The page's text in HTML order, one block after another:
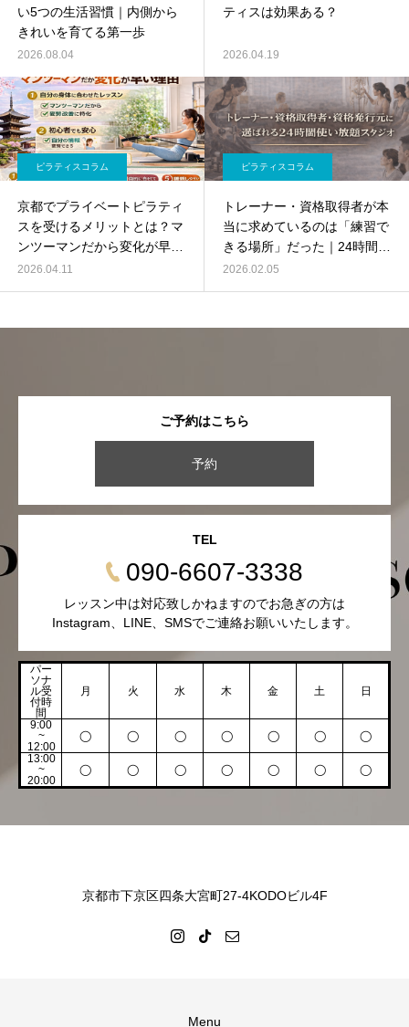
い5つの生活習慣｜内側から
きれいを育てる第一歩
2026.08.04
ティスは効果ある？
2026.04.19
ピラティスコラム
京都でプライベートピラティ
スを受けるメリットとは？マ
ンツーマンだから変化が早い
理由
2026.04.11
ピラティスコラム
トレーナー・資格取得者が本
当に求めているのは「練習で
きる場所」だった｜24時間使
い放題スタジオという新しい
2026.02.05
ご予約はこちら
予約
TEL
090-6607-3338
レッスン中は対応致しかねますのでお急ぎの方は
Instagram、LINE、SMSでご連絡お願いいたします。
パー
ソナ
ル受
付時
間
月 火 水 木 金 土 日
9:00
~
12:00
◯ ◯ ◯ ◯ ◯ ◯
◯
13:00
~
20:00
◯ ◯ ◯ ◯ ◯ ◯ ◯
京都市下京区四条大宮町27-4KODOビル4F
Menu